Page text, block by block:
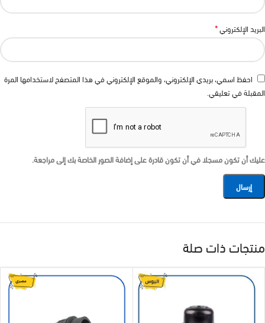
البريد الإلكتروني*
احفظ اسمي، بريدي الإلكتروني، والموقع الإلكتروني في هذا المتصفح لاستخدامها المرة
المقبلة في تعليقي.
عليك أن تكون مسجلا في أن تكون قادرة على إضافة الصور الخاصة بك إلى مراجعة.
منتجات ذات صلة